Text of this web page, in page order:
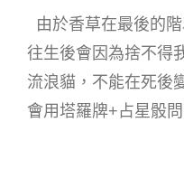
由於香草在最後的
往生後會因為捨不得
流浪貓，不能在死後
會用塔羅牌+占星骰